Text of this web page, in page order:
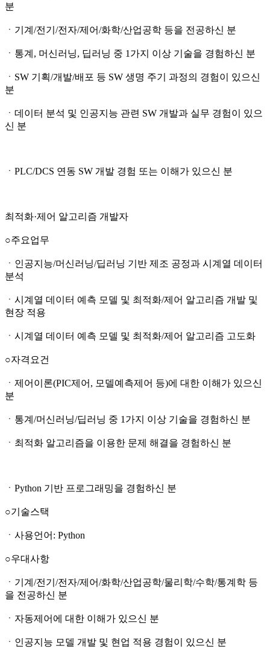
분
ㆍ기계/전기/전자/제어/화학/산업공학 등을 전공하신 분
ㆍ통계, 머신러닝, 딥러닝 중 1가지 이상 기술을 경험하신 분
ㆍSW 기획/개발/배포 등 SW 생명 주기 과정의 경험이 있으신
분
ㆍ데이터 분석 및 인공지능 관련 SW 개발과 실무 경험이 있으
신 분
ㆍPLC/DCS 연동 SW 개발 경험 또는 이해가 있으신 분
최적화·제어 알고리즘 개발자
○주요업무
ㆍ인공지능/머신러닝/딥러닝 기반 제조 공정과 시계열 데이터
분석
ㆍ시계열 데이터 예측 모델 및 최적화/제어 알고리즘 개발 및
현장 적용
ㆍ시계열 데이터 예측 모델 및 최적화/제어 알고리즘 고도화
○자격요건
ㆍ제어이론(PIC제어, 모델예측제어 등)에 대한 이해가 있으신
분
ㆍ통계/머신러닝/딥러닝 중 1가지 이상 기술을 경험하신 분
ㆍ최적화 알고리즘을 이용한 문제 해결을 경험하신 분
ㆍPython 기반 프로그래밍을 경험하신 분
○기술스택
ㆍ사용언어: Python
○우대사항
ㆍ기계/전기/전자/제어/화학/산업공학/물리학/수학/통계학 등
을 전공하신 분
ㆍ자동제어에 대한 이해가 있으신 분
ㆍ인공지능 모델 개발 및 현업 적용 경험이 있으신 분